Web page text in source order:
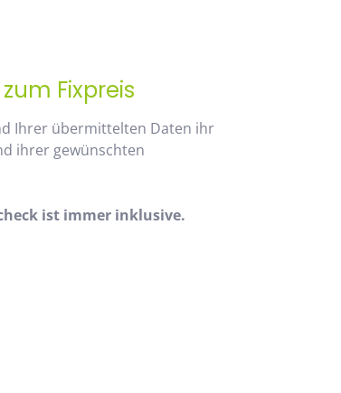
Fixpreis
Ihrer übermittelten Daten ihr
ihrer gewünschten
ist immer inklusive.